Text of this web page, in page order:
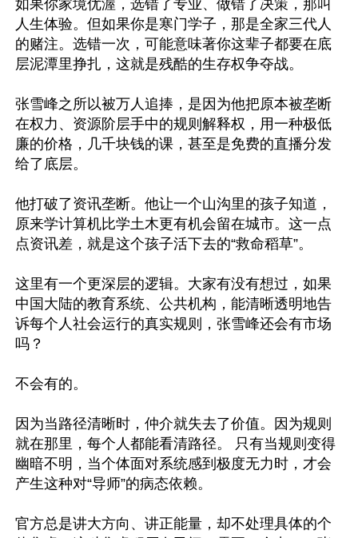
如果你家境优渥，选错了专业、做错了决策，那叫
人生体验。但如果你是寒门学子，那是全家三代人
的赌注。选错一次，可能意味著你这辈子都要在底
层泥潭里挣扎，这就是残酷的生存权争夺战。
张雪峰之所以被万人追捧，是因为他把原本被垄断
在权力、资源阶层手中的规则解释权，用一种极低
廉的价格，几千块钱的课，甚至是免费的直播分发
给了底层。
他打破了资讯垄断。他让一个山沟里的孩子知道，
原来学计算机比学土木更有机会留在城市。这一点
点资讯差，就是这个孩子活下去的“救命稻草”。
这里有一个更深层的逻辑。大家有没有想过，如果
中国大陆的教育系统、公共机构，能清晰透明地告
诉每个人社会运行的真实规则，张雪峰还会有市场
吗？
不会有的。
因为当路径清晰时，仲介就失去了价值。因为规则
就在那里，每个人都能看清路径。 只有当规则变得
幽暗不明，当个体面对系统感到极度无力时，才会
产生这种对“导师”的病态依赖。
官方总是讲大方向、讲正能量，却不处理具体的个